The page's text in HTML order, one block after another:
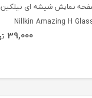
نمایش شیشه ای نیلکین
Nillkin Amazing H
Protector For Asus
39,000